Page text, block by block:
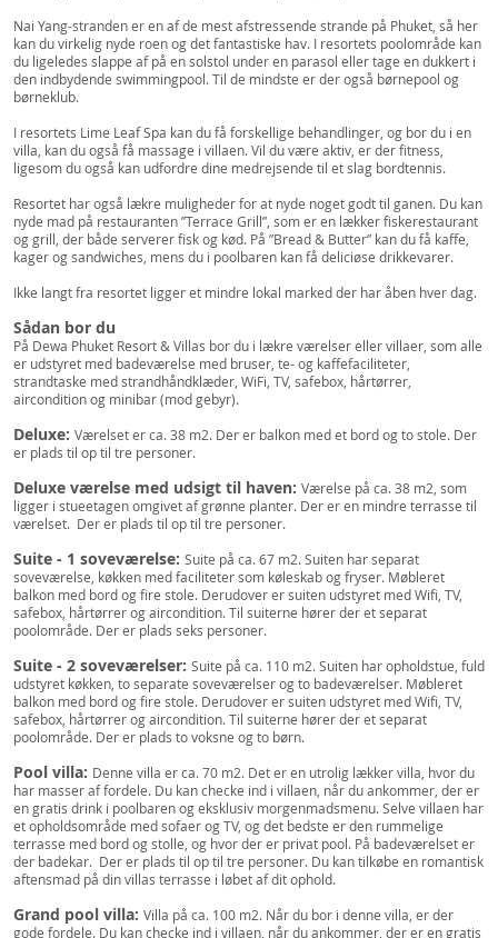
Nai Yang-stranden er en af de mest afstressende strande på Phuket, så her
kan du virkelig nyde roen og det fantastiske hav. I resortets poolområde kan
du ligeledes slappe af på en solstol under en parasol eller tage en dukkert i
den indbydende swimmingpool. Til de mindste er der også børnepool og
børneklub.
I resortets Lime Leaf Spa kan du få forskellige behandlinger, og bor du i en
villa, kan du også få massage i villaen. Vil du være aktiv, er der fitness,
ligesom du også kan udfordre dine medrejsende til et slag bordtennis.
Resortet har også lækre muligheder for at nyde noget godt til ganen. Du kan
nyde mad på restauranten ”Terrace Grill”, som er en lækker fiskerestaurant
og grill, der både serverer fisk og kød. På ”Bread & Butter” kan du få kaffe,
kager og sandwiches, mens du i poolbaren kan få deliciøse drikkevarer.
Ikke langt fra resortet ligger et mindre lokal marked der har åben hver dag.
Sådan bor du
På Dewa Phuket Resort & Villas bor du i lækre værelser eller villaer, som alle
er udstyret med badeværelse med bruser, te- og kaffefaciliteter,
strandtaske med strandhåndklæder, WiFi, TV, safebox, hårtørrer,
aircondition og minibar (mod gebyr).
Deluxe: Værelset er ca. 38 m2. Der er balkon med et bord og to stole. Der
er plads til op til tre personer.
Deluxe værelse med udsigt til haven: Værelse på ca. 38 m2, som
ligger i stueetagen omgivet af grønne planter. Der er en mindre terrasse til
værelset. Der er plads til op til tre personer.
Suite - 1 soveværelse: Suite på ca. 67 m2. Suiten har separat
soveværelse, køkken med faciliteter som køleskab og fryser. Møbleret
balkon med bord og fire stole. Derudover er suiten udstyret med Wifi, TV,
safebox, hårtørrer og aircondition. Til suiterne hører der et separat
poolområde. Der er plads seks personer.
Suite - 2 soveværelser: Suite på ca. 110 m2. Suiten har opholdstue, fuld
udstyret køkken, to separate soveværelser og to badeværelser. Møbleret
balkon med bord og fire stole. Derudover er suiten udstyret med Wifi, TV,
safebox, hårtørrer og aircondition. Til suiterne hører der et separat
poolområde. Der er plads to voksne og to børn.
Pool villa: Denne villa er ca. 70 m2. Det er en utrolig lækker villa, hvor du
har masser af fordele. Du kan checke ind i villaen, når du ankommer, der er
en gratis drink i poolbaren og eksklusiv morgenmadsmenu. Selve villaen har
et opholdsområde med sofaer og TV, og det bedste er den rummelige
terrasse med bord og stolle, og hvor der er privat pool. På badeværelset er
der badekar. Der er plads til op til tre personer. Du kan tilkøbe en romantisk
aftensmad på din villas terrasse i løbet af dit ophold.
Grand pool villa: Villa på ca. 100 m2. Når du bor i denne villa, er der
gode fordele. Du kan checke ind i villaen, når du ankommer, der er en gratis